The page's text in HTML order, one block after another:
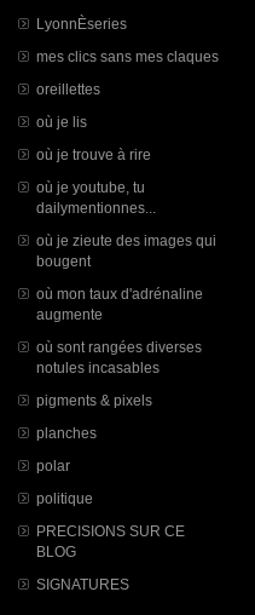
LyonnÈseries
mes clics sans mes claques
oreillettes
où je lis
où je trouve à rire
où je youtube, tu
dailymentionnes...
où je zieute des images qui
bougent
où mon taux d'adrénaline
augmente
où sont rangées diverses
notules incasables
pigments & pixels
planches
polar
politique
PRECISIONS SUR CE
BLOG
SIGNATURES